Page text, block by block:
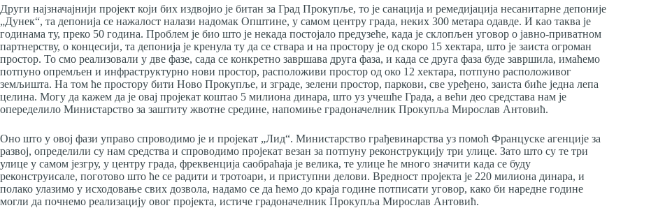
Други најзначајнији пројект који бих издвојио је битан за Град Прокупље, то је санација и ремедијација несанитарне депоније
„Дунек“, та депонија се нажалост налази надомак Општине, у самом центру града, неких 300 метара одавде. И као таква је
годинама ту, преко 50 година. Проблем је био што је некада постојало предузеће, када је склопљен уговор о јавно-приватном
партнерству, о концесији, та депонија је кренула ту да се ствара и на простору је од скоро 15 хектара, што је заиста огроман
простор. То смо реализовали у две фазе, сада се конкретно завршава друга фаза, и када се друга фаза буде завршила, имаћемо
потпуно опремљен и инфраструктурно нови простор, расположиви простор од око 12 хектара, потпуно расположивог
земљишта. На том ће простору бити Ново Прокупље, и зграде, зелени простор, паркови, све уређено, заиста биће једна лепа
целина. Могу да кажем да је овај пројекат коштао 5 милиона динара, што уз учешће Града, а већи део средстава нам је
опеределило Министарство за заштиту жвотне средине, напомиње градоначелник Прокупља Мирослав Антовић.
Оно што у овој фази управо спроводимо је и пројекат „Лид“. Министарство грађевинарства уз помоћ Француске агенције за
развој, определили су нам средства и спроводимо пројекат везан за потпуну реконструкцију три улице. Зато што су те три
улице у самом језгру, у центру града, фреквенција саобраћаја је велика, те улице ће много значити када се буду
реконструисале, поготово што ће се радити и тротоари, и приступни делови. Вредност пројекта је 220 милиона динара, и
полако улазимо у исходовање свих дозвола, надамо се да ћемо до краја године потписати уговор, како би наредне године
могли да почнемо реализацију овог пројекта, истиче градоначелник Прокупља Мирослав Антовић.